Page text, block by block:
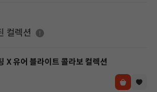
컬렉션 도움말
X 유어 블라이트 콜라보 컬렉션